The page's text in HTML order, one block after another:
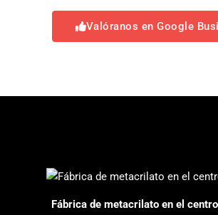
Valóranos en Google
Fábrica de metacrilato en el